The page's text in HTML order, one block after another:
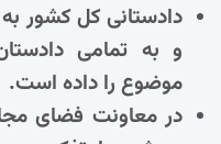
دادستانی کل کشور
و به تمامی
موضوع را داده است.
در معاونت فضای